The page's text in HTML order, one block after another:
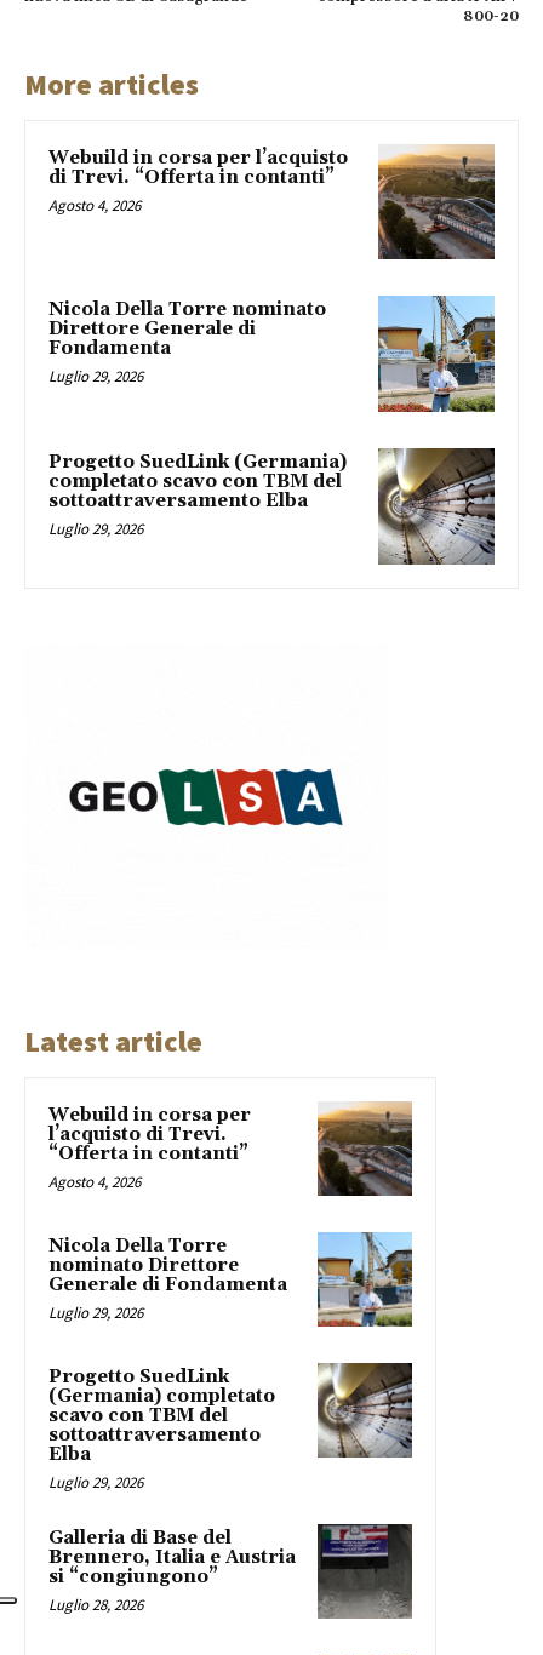
800-20
More articles
Webuild in corsa per l’acquisto
di Trevi. “Offerta in contanti”
Agosto 4, 2026
Nicola Della Torre nominato
Direttore Generale di
Fondamenta
Luglio 29, 2026
Progetto SuedLink (Germania)
completato scavo con TBM del
sottoattraversamento Elba
Luglio 29, 2026
Latest article
Webuild in corsa per
l’acquisto di Trevi.
“Offerta in contanti”
Agosto 4, 2026
Nicola Della Torre
nominato Direttore
Generale di Fondamenta
Luglio 29, 2026
Progetto SuedLink
(Germania) completato
scavo con TBM del
sottoattraversamento
Elba
Luglio 29, 2026
Galleria di Base del
Brennero, Italia e Austria
si “congiungono”
Luglio 28, 2026